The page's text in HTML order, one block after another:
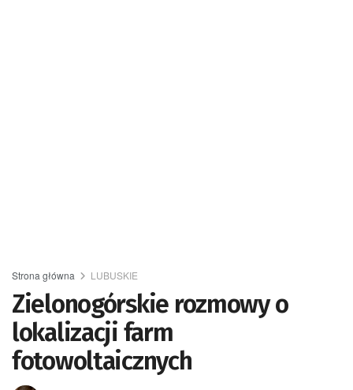
Strona główna LUBUSKIE
Zielonogórskie rozmowy o
lokalizacji farm
fotowoltaicznych